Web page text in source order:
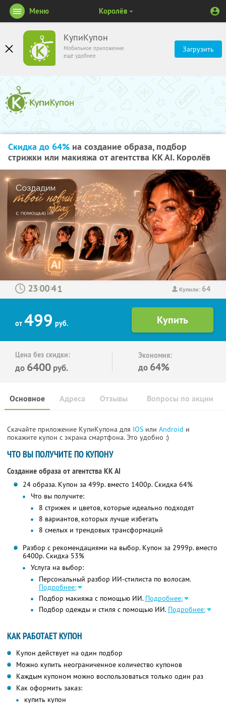
КупиКупон
Мобильное приложение
ещё удобнее
Загрузить
Меню Королёв
Скидка до 64% на создание образа, подбор
стрижки или макияжа от агентства KK AI. Королёв
Купили: 64
: :
от 499 руб.
Цена без скидки:
до 6400 руб.
Экономия:
до 64%
Основное Отзывы Вопросы по акции
Адреса
Скачайте приложение КупиКупона для IOS или Android и
покажите купон с экрана смартфона. Это удобно :)
ЧТО ВЫ ПОЛУЧИТЕ ПО КУПОНУ
Создание образа от агентства KK AI
24 образа. Купон за 499р. вместо 1400р. Скидка 64%
Что вы получите:
8 стрижек и цветов, которые идеально подходят
8 вариантов, которых лучше избегать
8 смелых и трендовых трансформаций
Разбор с рекомендациями на выбор. Купон за 2999р. вместо
6400р. Скидка 53%
Услуга на выбор:
Персональный разбор ИИ-стилиста по волосам.
Подробнее:
Подбор макияжа с помощью ИИ. Подробнее:
Подбор одежды и стиля с помощью ИИ. Подробнее:
КАК РАБОТАЕТ КУПОН
Купон действует на один подбор
Можно купить неограниченное количество купонов
Каждым купоном можно воспользоваться только один раз
Как оформить заказ:
купить купон